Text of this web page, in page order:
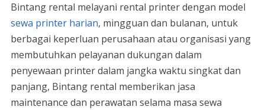
Bintang rental melayani rental printer dengan model
sewa printer harian, mingguan dan bulanan, untuk
berbagai keperluan perusahaan atau organisasi yang
membutuhkan pelayanan dukungan dalam
penyewaan printer dalam jangka waktu singkat dan
panjang, Bintang rental memberikan jasa
maintenance dan perawatan selama masa sewa